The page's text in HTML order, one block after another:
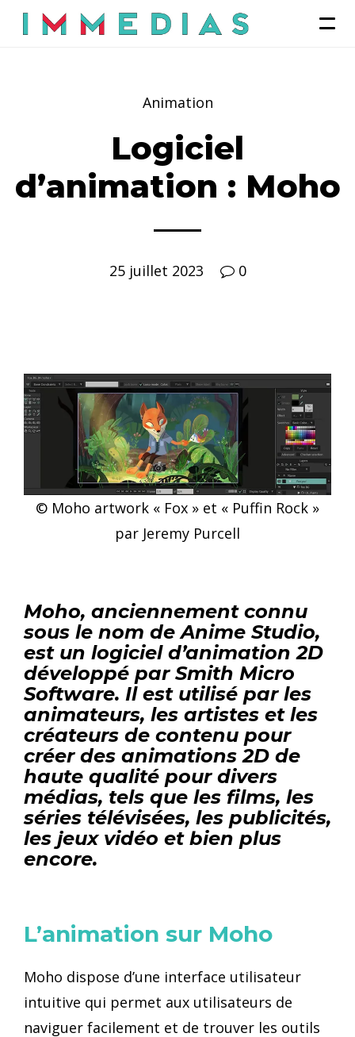
Animation
Logiciel
d’animation : Moho
25 juillet 2023 0
© Moho artwork « Fox » et « Puffin Rock »
par Jeremy Purcell
Moho, anciennement connu
sous le nom deAnime Studio,
est un logiciel d’animation 2D
développé par Smith Micro
Software. Il est utilisé par les
animateurs, les artistes et les
créateurs de contenu pour
créer des animations 2D de
haute qualité pour divers
médias, tels que les films, les
séries télévisées, les publicités,
les jeux vidéo et bien plus
encore.
L’animation sur Moho
Moho dispose d’une interface utilisateur
intuitive qui permet aux utilisateurs de
naviguer facilement et de trouver les outils